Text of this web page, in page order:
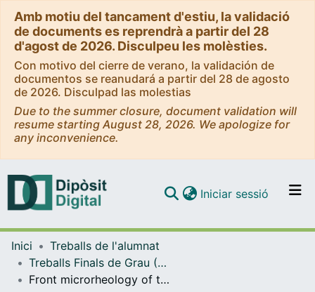
Amb motiu del tancament d'estiu, la validació
de documents es reprendrà a partir del 28
d'agost de 2026. Disculpeu les molèsties.
Con motivo del cierre de verano, la validación de
documentos se reanudará a partir del 28 de agosto
de 2026. Disculpad las molestias
Due to the summer closure, document validation will
resume starting August 28, 2026. We apologize for
any inconvenience.
Navega per tot el DD
Com publicar
Iniciar sessió (current)
Inici
Treballs de l'alumnat
Treballs Finals de Grau (TFG) - Física
Front microrheology of the viscosity of blood infected by malaria